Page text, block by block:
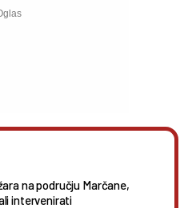
na području Marčane,
intervenirati